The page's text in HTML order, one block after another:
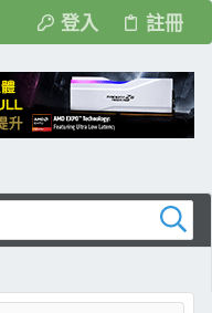
登入 註冊